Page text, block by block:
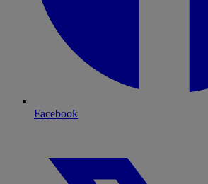
Facebook